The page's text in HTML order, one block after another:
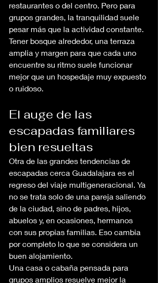
restaurantes o del centro. Pero para
grupos grandes, la tranquilidad suele
pesar más que la actividad constante.
Tener bosque alrededor, una terraza
amplia y margen para que cada uno
encuentre su ritmo suele funcionar
mejor que un hospedaje muy expuesto
o ruidoso.
El auge de las
escapadas familiares
bien resueltas
Otra de las grandes tendencias de
escapadas cerca Guadalajara es el
regreso del viaje multigeneracional. Ya
no se trata solo de una pareja saliendo
de la ciudad, sino de padres, hijos,
abuelos y, en ocasiones, hermanos
con sus propias familias. Eso cambia
por completo lo que se considera un
buen alojamiento.
Una casa o cabaña pensada para
grupos amplios resuelve mejor la